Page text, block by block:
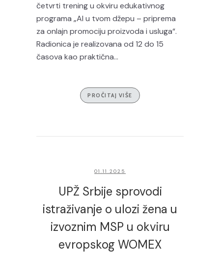
četvrti trening u okviru edukativnog
programa „AI u tvom džepu – priprema
za onlajn promociju proizvoda i usluga“.
Radionica je realizovana od 12 do 15
časova kao praktična...
PROČITAJ VIŠE
01.11.2025
UPŽ Srbije sprovodi
istraživanje o ulozi žena u
izvoznim MSP u okviru
evropskog WOMEX